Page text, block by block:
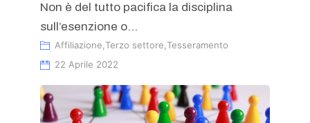
Non è del tutto pacifica la disciplina
sull’esenzione o...
Affiliazione Terzo settore Tesseramento
22 Aprile 2022